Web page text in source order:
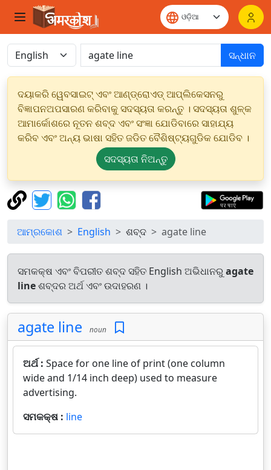
ସନ୍ଧାନ
ଦୟାକରି ୱେବସାଇଟ୍ ଏବଂ ଆଣ୍ଡ୍ରୋଏଡ୍ ଆପ୍ଲିକେସନରୁ
ବିଜ୍ଞାପନଅପସାରଣ କରିବାକୁ ସଦସ୍ୟତା କରନ୍ତୁ । ସଦସ୍ୟତା ଶୁଳ୍କ
ଆମାର୍କୋଶରେ ନୂତନ ଶବ୍ଦ ଏବଂ ସଂଜ୍ଞା ଯୋଡିବାରେ ସାହାଯ୍ୟ
କରିବ ଏବଂ ଅନ୍ୟ ଭାଷା ସହିତ ଜଡିତ ବୈଶିଷ୍ଟ୍ୟଗୁଡିକ ଯୋଡିବ ।
ସଦସ୍ୟତା ନିଅନ୍ତୁ
ଆମ୍ରକୋଶ English ଶବ୍ଦ agate line
ସମକକ୍ଷ ଏବଂ ବିପରୀତ ଶବ୍ଦ ସହିତ English ଅଭିଧାନରୁagate
lineଶବ୍ଦର ଅର୍ଥ ଏବଂ ଉଦାହରଣ ।
agate line noun
ଅର୍ଥ : Space for one line of print (one column
wide and 1/14 inch deep) used to measure
advertising.
ସମକକ୍ଷ : line